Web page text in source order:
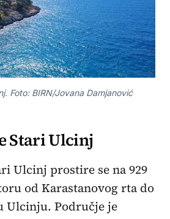
Foto: BIRN/Jovana Damjanović
Stari Ulcinj
Ulcinj prostire se na 929
od Karastanovog rta do
Ulcinju. Područje je